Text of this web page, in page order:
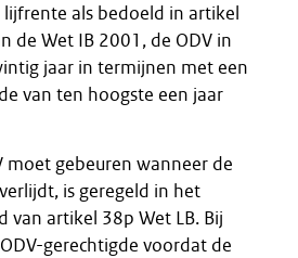
als bedoeld in artikel
de Wet IB 2001, de ODV in
jaar in termijnen met een
van ten hoogste een jaar
moet gebeuren wanneer de
is geregeld in het
van artikel 38p Wet LB. Bij
gerechtigde voordat de